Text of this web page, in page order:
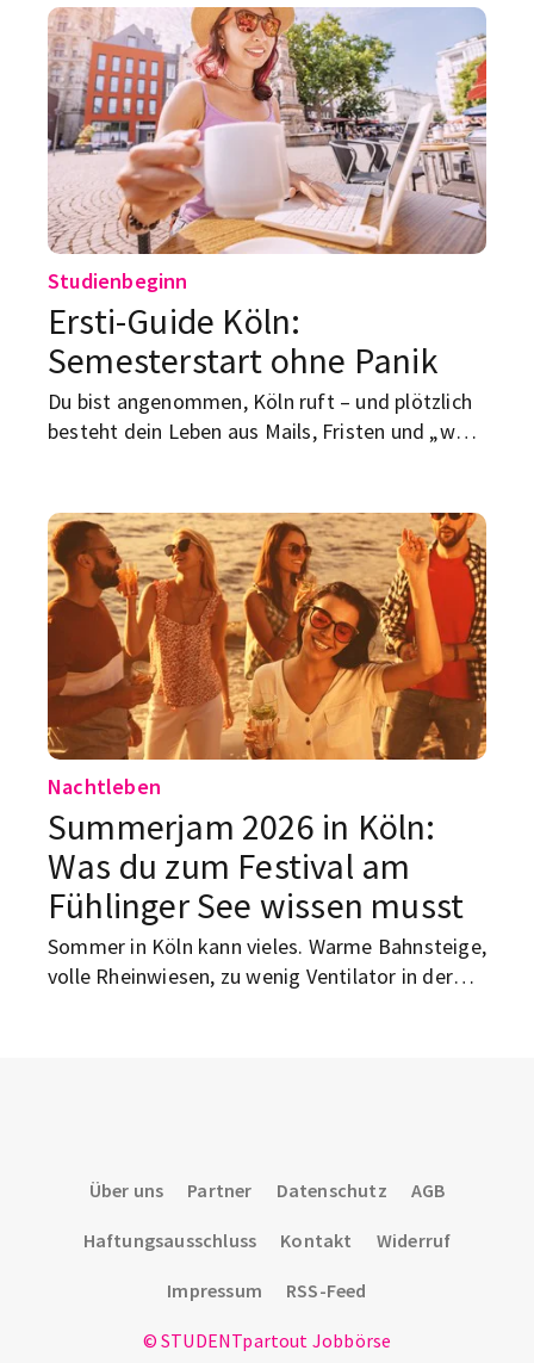
denen du eher über eine Prüfung reinkommst
als über deinen Abi-Schnitt. Und ja: „Welche ist
die beste?“ ist die falsche Frage. Die richtige
lautet: Welche passt zu deinem Kopf, deinem
Alltag und deinem Berufsziel – ohne dass du
dich drei Semester lang in die falsche Richtung
quälst?
Studienbeginn
Ersti-Guide Köln:
Semesterstart ohne Panik
Du bist angenommen, Köln ruft – und plötzlich
besteht dein Leben aus Mails, Fristen und „wo
Dinge sauber sortierst, startet Köln eher wie ein
Film und weniger wie ein Behörden-Puzzle. Hier
ist die Version, die sich an deinem Alltag
orientiert (statt an Amtsdeutsch).
Nachtleben
Summerjam 2026 in Köln:
Was du zum Festival am
Fühlinger See wissen musst
Sommer in Köln kann vieles. Warme Bahnsteige,
volle Rheinwiesen, zu wenig Ventilator in der
großes Wochenende mit Reggae, Dancehall und
Über uns Partner Datenschutz AGB
Haftungsausschluss Kontakt Widerruf
Impressum RSS-Feed
© STUDENTpartout Jobbörse